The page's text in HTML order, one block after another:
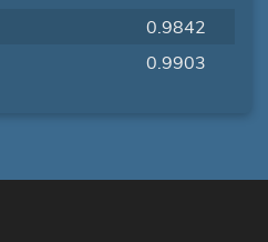
0.9842
0.9903